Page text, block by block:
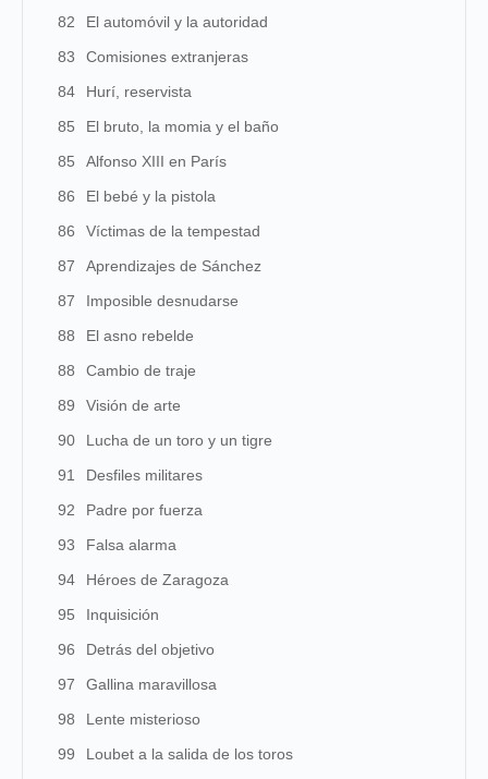
82
El automóvil y la autoridad
83
Comisiones extranjeras
84
Hurí, reservista
85
El bruto, la momia y el baño
85
Alfonso XIII en París
86
El bebé y la pistola
86
Víctimas de la tempestad
87
Aprendizajes de Sánchez
87
Imposible desnudarse
88
El asno rebelde
88
Cambio de traje
89
Visión de arte
90
Lucha de un toro y un tigre
91
Desfiles militares
92
Padre por fuerza
93
Falsa alarma
94
Héroes de Zaragoza
95
Inquisición
96
Detrás del objetivo
97
Gallina maravillosa
98
Lente misterioso
99
Loubet a la salida de los toros